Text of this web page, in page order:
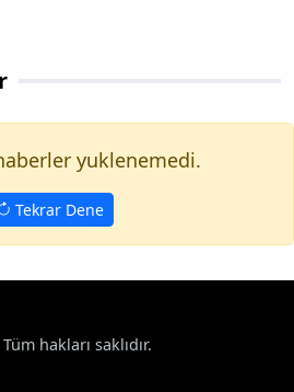
yuklenemedi.
Tekrar Dene
HKÜ Bilim İletişimi Ofisi ve Bey